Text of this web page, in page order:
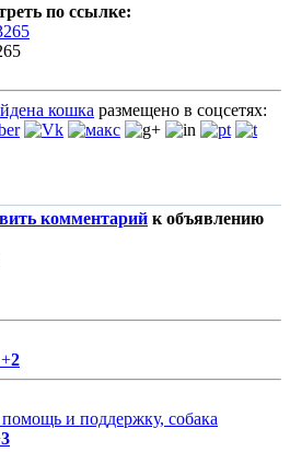
по ссылке:
кошка размещено в соцсетях:
комментарий к объявлению
+2
и поддержку, собака
3